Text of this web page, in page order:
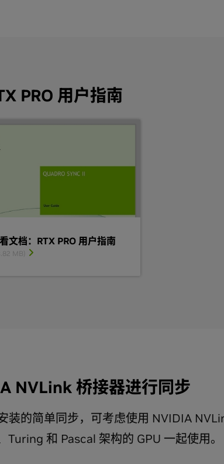
PRO 用户指南
文档：RTX PRO 用户指南
MB)
NVLink 桥接器进行同步
的简单同步，可考虑使用 NVIDIA
和 Pascal 架构的 GPU 一起使用。